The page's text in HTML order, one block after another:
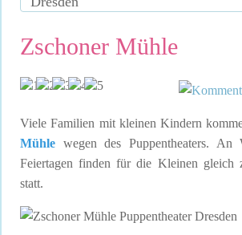
Zschoner Mühle
Viele Familien mit kleinen Kindern
Mühle wegen des Puppentheaters. An
Feiertagen finden für die Kleinen gleich
statt.